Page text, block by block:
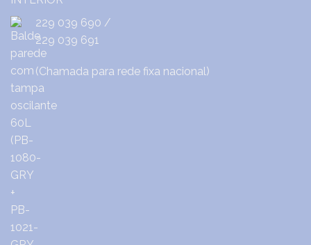
229 039 690 /
229 039 691
(Chamada para rede fixa nacional)